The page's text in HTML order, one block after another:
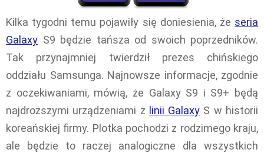
Kilka tygodni temu pojawiły się doniesienia, że seria
Galaxy S9 będzie tańsza od swoich poprzedników.
Tak przynajmniej twierdził prezes chińskiego
oddziału Samsunga. Najnowsze informacje, zgodnie
z oczekiwaniami, mówią, że Galaxy S9 i S9+ będą
najdroższymi urządzeniami z linii Galaxy S w historii
koreańskiej firmy. Plotka pochodzi z rodzimego kraju,
ale będzie to raczej analogiczne dla wszystkich